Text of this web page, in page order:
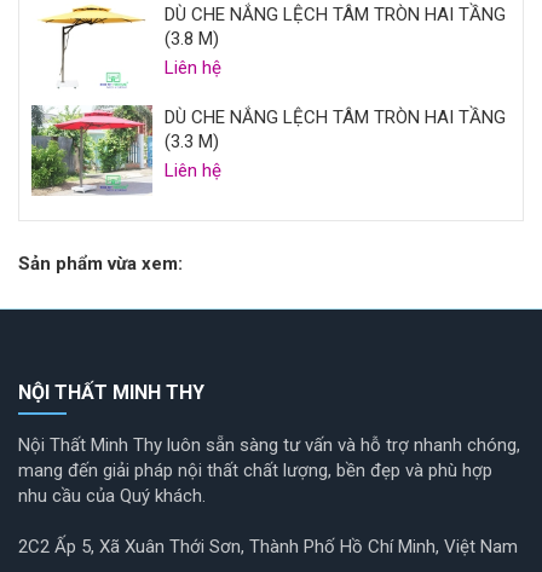
DÙ CHE NẮNG LỆCH TÂM TRÒN HAI TẦNG
(3.8 M)
Liên hệ
DÙ CHE NẮNG LỆCH TÂM TRÒN HAI TẦNG
(3.3 M)
Liên hệ
Sản phẩm vừa xem:
NỘI THẤT MINH THY
Nội Thất Minh Thy luôn sẵn sàng tư vấn và hỗ trợ nhanh chóng,
mang đến giải pháp nội thất chất lượng, bền đẹp và phù hợp
nhu cầu của Quý khách.
2C2 Ấp 5, Xã Xuân Thới Sơn, Thành Phố Hồ Chí Minh, Việt Nam